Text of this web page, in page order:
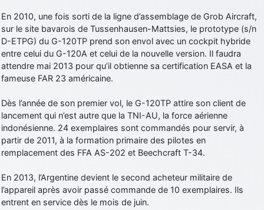
En 2010, une fois sorti de la ligne d’assemblage de Grob Aircraft,
sur le site bavarois de Tussenhausen-Mattsies, le prototype (s/n
D-ETPG) du G-120TP prend son envol avec un cockpit hybride
entre celui du G-120A et celui de la nouvelle version. Il faudra
attendre mai 2013 pour qu’il obtienne sa certification EASA et la
fameuse FAR 23 américaine.
Dès l’année de son premier vol, le G-120TP attire son client de
lancement qui n’est autre que la TNI-AU, la force aérienne
indonésienne. 24 exemplaires sont commandés pour servir, à
partir de 2011, à la formation primaire des pilotes en
remplacement des FFA AS-202 et Beechcraft T-34.
En 2013, l’Argentine devient le second acheteur militaire de
l’appareil après avoir passé commande de 10 exemplaires. Ils
entrent en service dès le mois de juin.